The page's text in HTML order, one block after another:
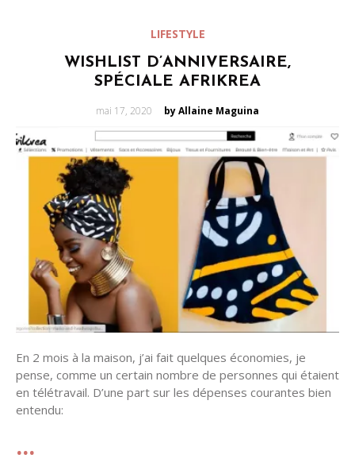
LIFESTYLE
WISHLIST D’ANNIVERSAIRE,
SPÉCIALE AFRIKREA
Posted
mai 17, 2020 by Allaine Maguina
En 2 mois à la maison, j’ai fait quelques économies, je
pense, comme un certain nombre de personnes qui étaient
en télétravail. D’une part sur les dépenses courantes bien
entendu: